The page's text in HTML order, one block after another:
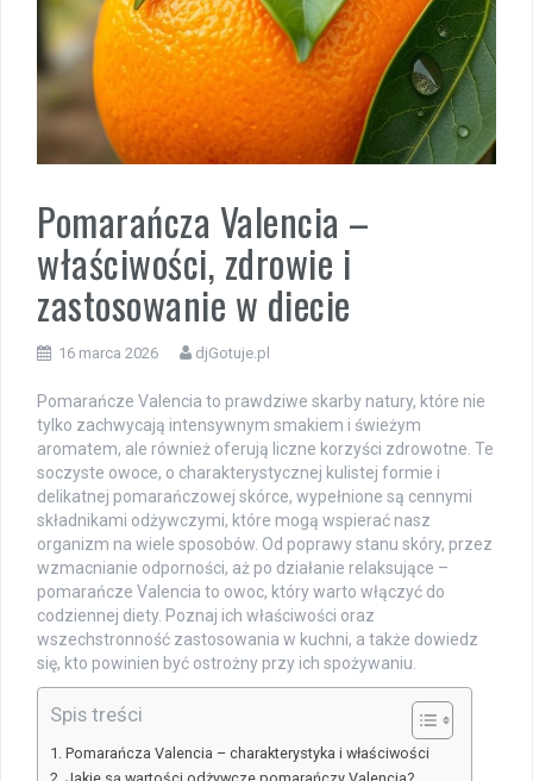
Pomarańcza Valencia –
właściwości, zdrowie i
zastosowanie w diecie
16 marca 2026 djGotuje.pl
Pomarańcze Valencia to prawdziwe skarby natury, które nie
tylko zachwycają intensywnym smakiem i świeżym
aromatem, ale również oferują liczne korzyści zdrowotne. Te
soczyste owoce, o charakterystycznej kulistej formie i
delikatnej pomarańczowej skórce, wypełnione są cennymi
składnikami odżywczymi, które mogą wspierać nasz
organizm na wiele sposobów. Od poprawy stanu skóry, przez
wzmacnianie odporności, aż po działanie relaksujące –
pomarańcze Valencia to owoc, który warto włączyć do
codziennej diety. Poznaj ich właściwości oraz
wszechstronność zastosowania w kuchni, a także dowiedz
się, kto powinien być ostrożny przy ich spożywaniu.
Spis treści
Pomarańcza Valencia – charakterystyka i właściwości